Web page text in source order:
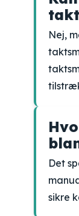
Nej,
Det
sikre